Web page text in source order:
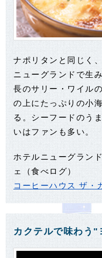
ナポリタンと同じく
ニューグランドで生
長のサリー・ワイル
の上にたっぷりの小
る。シーフードのう
いはファンも多い。
ホテルニューグラン
ェ（食べログ）
コーヒーハウス ザ・
カクテルで味わう"